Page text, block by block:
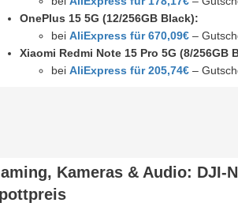
OnePlus 15 5G (12/256GB Black):
bei AliExpress für 670,09€ –
Xiaomi Redmi Note 15 Pro 5G (8/256GB
bei AliExpress für 205,74€ –
Kameras & Audio: DJI-